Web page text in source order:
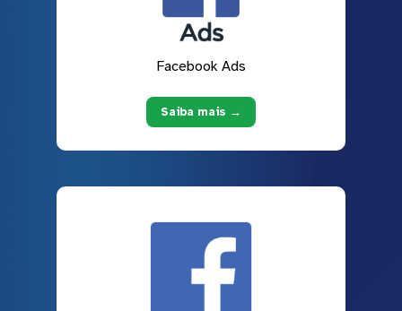
Facebook Ads
Saiba mais →